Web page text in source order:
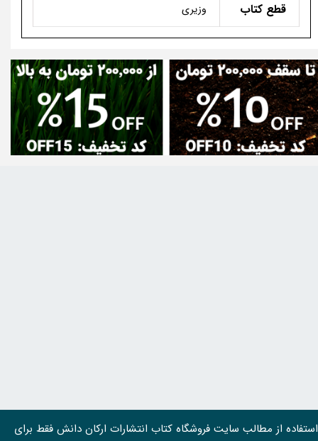
قطع کتاب وزیری
استفاده از مطالب سايت فروشگاه کتاب انتشارات ارکان دانش فقط برای